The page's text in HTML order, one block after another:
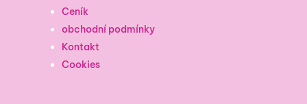
Ceník
obchodní podmínky
Kontakt
Cookies